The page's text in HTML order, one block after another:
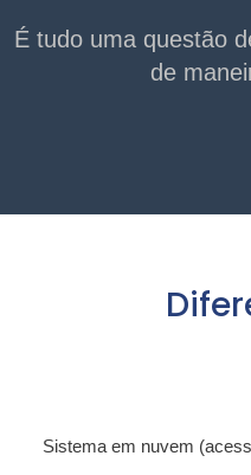
É tudo uma questão
de
Sistema em nuvem